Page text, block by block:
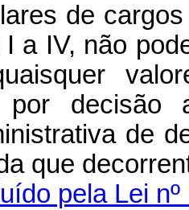
de
a IV, não
por
de
que
pela Lei